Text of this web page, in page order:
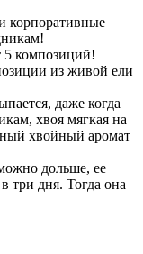
корпоративные
5 композиций!
из живой ели
даже когда
хвоя мягкая на
хвойный аромат
дольше, ее
три дня. Тогда она